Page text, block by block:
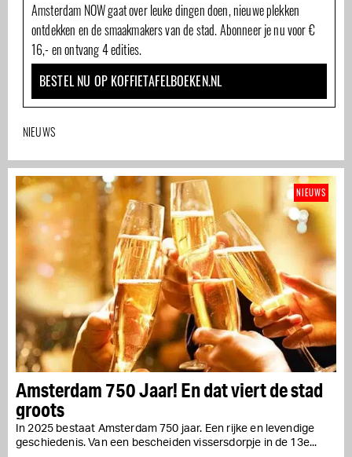
Amsterdam NOW gaat over leuke dingen doen, nieuwe plekken
ontdekken en de smaakmakers van de stad. Abonneer je nu voor €
16,- en ontvang 4 edities.
BESTEL NU OP KOFFIETAFELBOEKEN.NL
NIEUWS
Amsterdam 750 Jaar! En dat viert de stad
groots
In 2025 bestaat Amsterdam 750 jaar. Een rijke en levendige
geschiedenis. Van een bescheiden vissersdorpje in de 13e...
NIEUWS